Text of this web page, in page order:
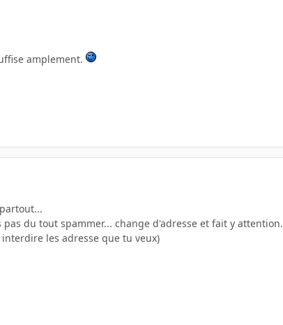
amplement.
du tout spammer... change d'adresse et fait y attention.
les adresse que tu veux)